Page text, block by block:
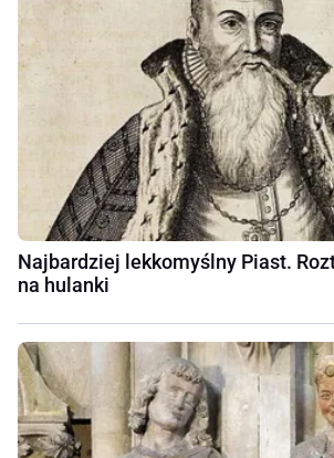
Najbardziej lekkomyślny Piast.
na hulanki